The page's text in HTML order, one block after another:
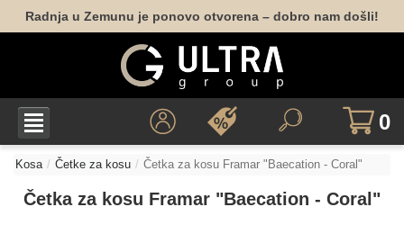
Radnja u Zemunu je ponovo otvorena – dobro nam došli!
0
Kosa Četke za kosu Četka za kosu Framar "Baecation - Coral"
Četka za kosu Framar "Baecation - Coral"